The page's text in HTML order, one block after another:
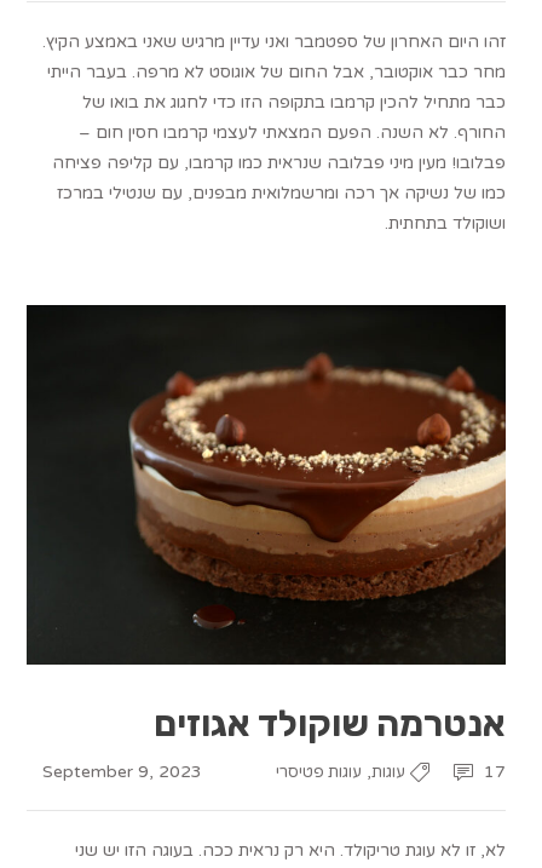
זהו היום האחרון של ספטמבר ואני עדיין מרגיש שאני באמצע הקיץ.
מחר כבר אוקטובר, אבל החום של אוגוסט לא מרפה. בעבר הייתי
כבר מתחיל להכין קרמבו בתקופה הזו כדי לחגוג את בואו של
החורף. לא השנה. הפעם המצאתי לעצמי קרמבו חסין חום –
פבלובו! מעין מיני פבלובה שנראית כמו קרמבו, עם קליפה פציחה
כמו של נשיקה אך רכה ומרשמלואית מבפנים, עם שנטילי במרכז
ושוקולד בתחתית.
אנטרמה שוקולד אגוזים
September 9, 2023 עוגות, עוגות פטיסרי 17
לא, זו לא עוגת טריקולד. היא רק נראית ככה. בעוגה הזו יש שני